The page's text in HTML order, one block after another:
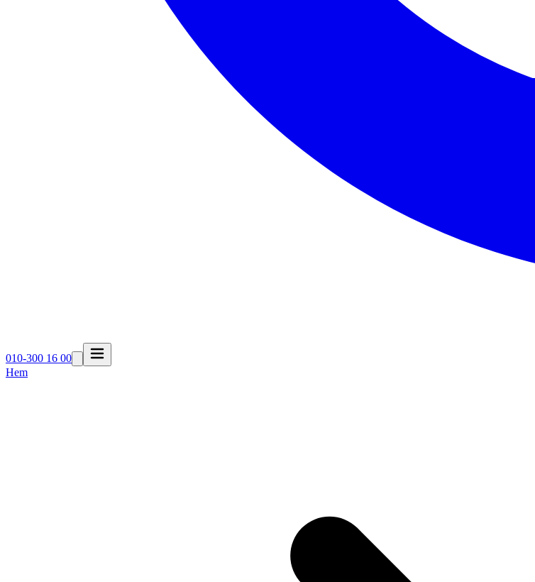
010-300 16 00
Hem